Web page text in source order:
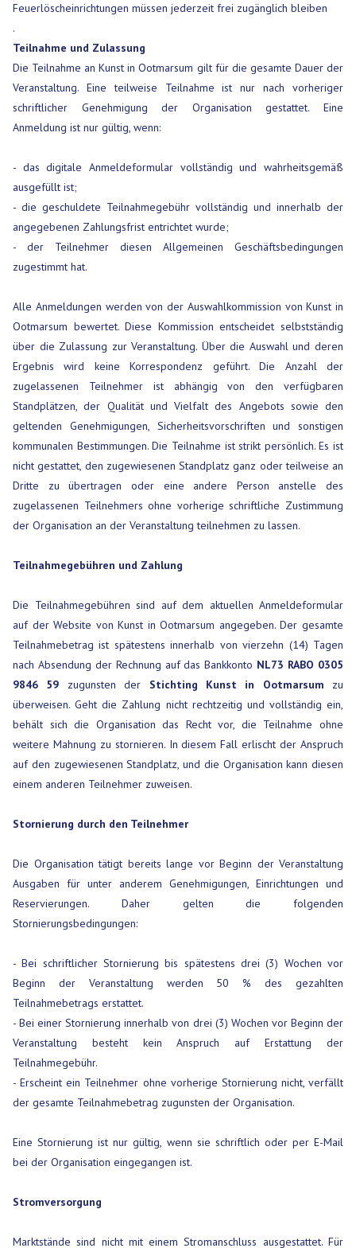
Feuerlöscheinrichtungen müssen jederzeit frei zugänglich bleiben
.
Teilnahme und Zulassung
Die Teilnahme an Kunst in Ootmarsum gilt für die gesamte Dauer der
Veranstaltung. Eine teilweise Teilnahme ist nur nach vorheriger
schriftlicher Genehmigung der Organisation gestattet. Eine
Anmeldung ist nur gültig, wenn:
- das digitale Anmeldeformular vollständig und wahrheitsgemäß
ausgefüllt ist;
- die geschuldete Teilnahmegebühr vollständig und innerhalb der
angegebenen Zahlungsfrist entrichtet wurde;
- der Teilnehmer diesen Allgemeinen Geschäftsbedingungen
zugestimmt hat.
Alle Anmeldungen werden von der Auswahlkommission von Kunst in
Ootmarsum bewertet. Diese Kommission entscheidet selbstständig
über die Zulassung zur Veranstaltung. Über die Auswahl und deren
Ergebnis wird keine Korrespondenz geführt. Die Anzahl der
zugelassenen Teilnehmer ist abhängig von den verfügbaren
Standplätzen, der Qualität und Vielfalt des Angebots sowie den
geltenden Genehmigungen, Sicherheitsvorschriften und sonstigen
kommunalen Bestimmungen. Die Teilnahme ist strikt persönlich. Es ist
nicht gestattet, den zugewiesenen Standplatz ganz oder teilweise an
Dritte zu übertragen oder eine andere Person anstelle des
zugelassenen Teilnehmers ohne vorherige schriftliche Zustimmung
der Organisation an der Veranstaltung teilnehmen zu lassen.
Teilnahmegebühren und Zahlung
Die Teilnahmegebühren sind auf dem aktuellen Anmeldeformular
auf der Website von Kunst in Ootmarsum angegeben. Der gesamte
Teilnahmebetrag ist spätestens innerhalb von vierzehn (14) Tagen
nach Absendung der Rechnung auf das Bankkonto NL73 RABO 0305
9846 59 zugunsten der Stichting Kunst in Ootmarsum zu
überweisen. Geht die Zahlung nicht rechtzeitig und vollständig ein,
behält sich die Organisation das Recht vor, die Teilnahme ohne
weitere Mahnung zu stornieren. In diesem Fall erlischt der Anspruch
auf den zugewiesenen Standplatz, und die Organisation kann diesen
einem anderen Teilnehmer zuweisen.
Stornierung durch den Teilnehmer
Die Organisation tätigt bereits lange vor Beginn der Veranstaltung
Ausgaben für unter anderem Genehmigungen, Einrichtungen und
Reservierungen. Daher gelten die folgenden
Stornierungsbedingungen:
- Bei schriftlicher Stornierung bis spätestens drei (3) Wochen vor
Beginn der Veranstaltung werden 50 % des gezahlten
Teilnahmebetrags erstattet.
- Bei einer Stornierung innerhalb von drei (3) Wochen vor Beginn der
Veranstaltung besteht kein Anspruch auf Erstattung der
Teilnahmegebühr.
- Erscheint ein Teilnehmer ohne vorherige Stornierung nicht, verfällt
der gesamte Teilnahmebetrag zugunsten der Organisation.
Eine Stornierung ist nur gültig, wenn sie schriftlich oder per E-Mail
bei der Organisation eingegangen ist.
Stromversorgung
Marktstände sind nicht mit einem Stromanschluss ausgestattet. Für